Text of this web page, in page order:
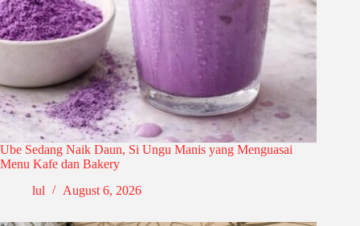
Ube Sedang Naik Daun, Si Ungu Manis yang Menguasai
Menu Kafe dan Bakery
lul
August 6, 2026